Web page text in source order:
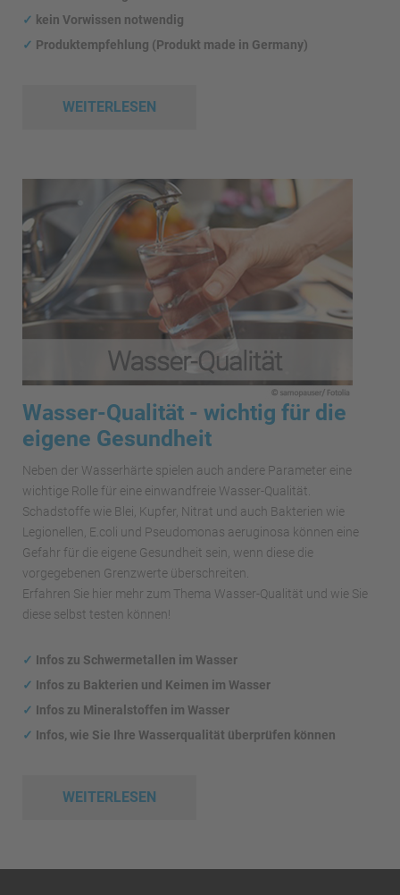
✓ kein Vorwissen notwendig
✓ Produktempfehlung (Produkt made in Germany)
WEITERLESEN
Wasser-Qualität - wichtig für die
eigene Gesundheit
Neben der Wasserhärte spielen auch andere Parameter eine
wichtige Rolle für eine einwandfreie Wasser-Qualität.
Schadstoffe wie Blei, Kupfer, Nitrat und auch Bakterien wie
Legionellen, E.coli und Pseudomonas aeruginosa können eine
Gefahr für die eigene Gesundheit sein, wenn diese die
vorgegebenen Grenzwerte überschreiten.
Erfahren Sie hier mehr zum Thema Wasser-Qualität und wie Sie
diese selbst testen können!
✓ Infos zu Schwermetallen im Wasser
✓ Infos zu Bakterien und Keimen im Wasser
✓ Infos zu Mineralstoffen im Wasser
✓ Infos, wie Sie Ihre Wasserqualität überprüfen können
WEITERLESEN